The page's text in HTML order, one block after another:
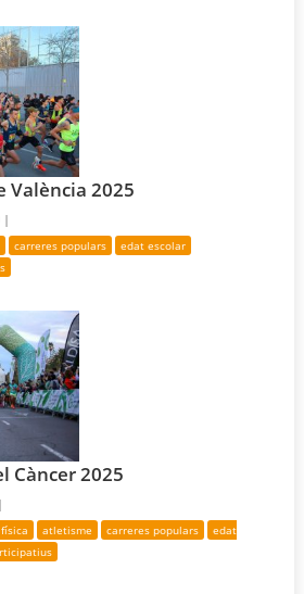
València 2025
|
carreres populars
edat escolar
Càncer 2025
atletisme carreres populars
edat